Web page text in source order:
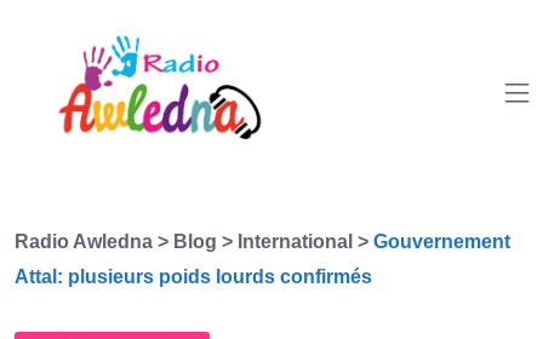
Radio Awledna > Blog > International > Gouvernement
Attal: plusieurs poids lourds confirmés